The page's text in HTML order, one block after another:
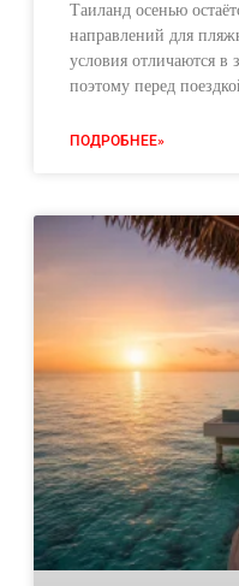
Таиланд осенью
направлений для
условия отличаются в
поэтому перед
ПОДРОБНЕЕ»